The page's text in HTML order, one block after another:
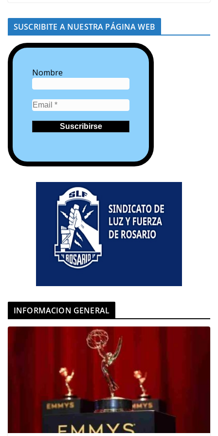
SUSCRIBITE A NUESTRA PÁGINA WEB
Nombre
INFORMACION GENERAL